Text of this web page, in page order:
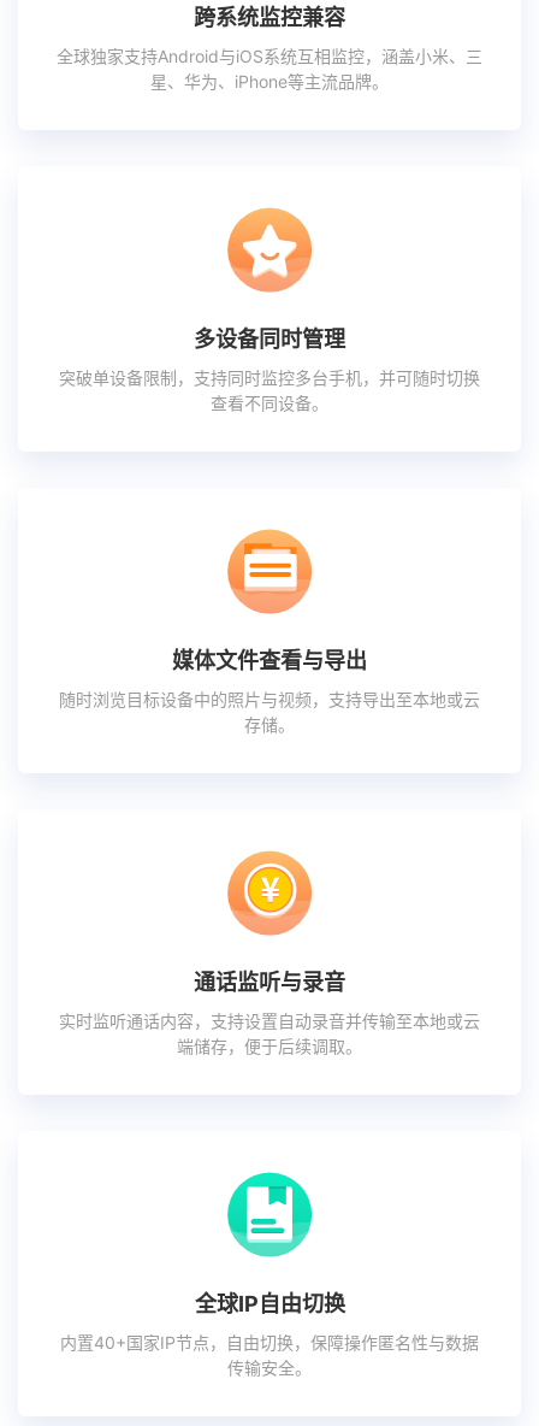
跨系统监控兼容
全球独家支持Android与iOS系统互相监控，涵盖小米、三
星、华为、iPhone等主流品牌。
多设备同时管理
突破单设备限制，支持同时监控多台手机，并可随时切换
查看不同设备。
媒体文件查看与导出
随时浏览目标设备中的照片与视频，支持导出至本地或云
存储。
通话监听与录音
实时监听通话内容，支持设置自动录音并传输至本地或云
端储存，便于后续调取。
全球IP自由切换
内置40+国家IP节点，自由切换，保障操作匿名性与数据
传输安全。